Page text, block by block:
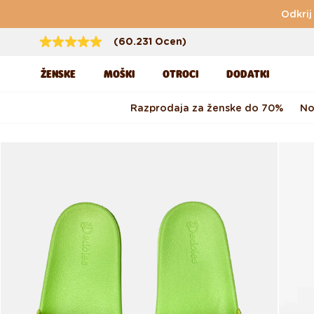
(60.231 Ocen)
ŽENSKE MOŠKI OTROCI DODATKI
Razprodaja za ženske do 70%